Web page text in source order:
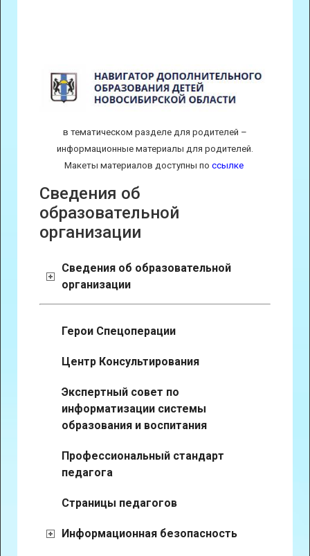
в тематическом разделе для родителей –
информационные материалы для родителей.
Макеты материалов доступны по ссылке
Сведения об
образовательной
организации
Сведения об образовательной
организации
Герои Спецоперации
Центр Консультирования
Экспертный совет по
информатизации системы
образования и воспитания
Профессиональный стандарт
педагога
Страницы педагогов
Информационная безопасность